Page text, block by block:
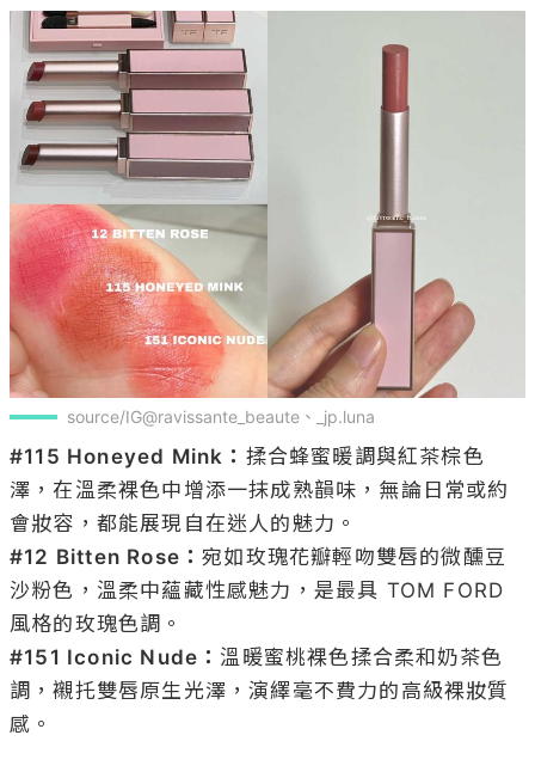
source/IG@ravissante_beaute、_jp.luna
#115 Honeyed Mink： 揉合蜂蜜暖調與紅茶棕色
澤，在溫柔裸色中增添一抹成熟韻味，無論日常或約
#12 Bitten Rose：宛如玫瑰花瓣輕吻雙唇的微醺豆
沙粉色，溫柔中蘊藏性感魅力，是最具 TOM FORD
#151 Iconic Nude： 溫暖蜜桃裸色揉合柔和奶茶色
調，襯托雙唇原生光澤，演繹毫不費力的高級裸妝質
感。